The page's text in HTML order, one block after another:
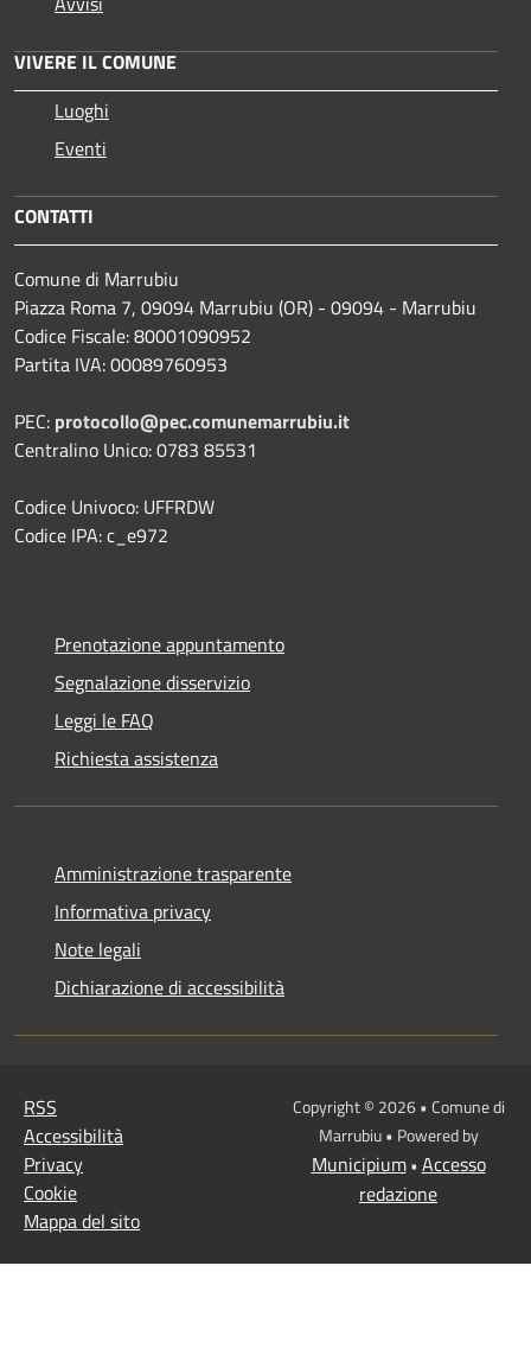
VIVERE IL COMUNE
Luoghi
Eventi
CONTATTI
Comune di Marrubiu
Piazza Roma 7, 09094 Marrubiu (OR) - 09094 - Marrubiu
Codice Fiscale: 80001090952
Partita IVA: 00089760953
PEC: protocollo@pec.comunemarrubiu.it
Centralino Unico: 0783 85531
Codice Univoco: UFFRDW
Codice IPA: c_e972
Prenotazione appuntamento
Segnalazione disservizio
Leggi le FAQ
Richiesta assistenza
Amministrazione trasparente
Informativa privacy
Note legali
Dichiarazione di accessibilità
RSS
Accessibilità
Privacy
Cookie
Mappa del sito
Copyright © 2026 • Comune di
Marrubiu • Powered by
Municipium• Accesso
redazione